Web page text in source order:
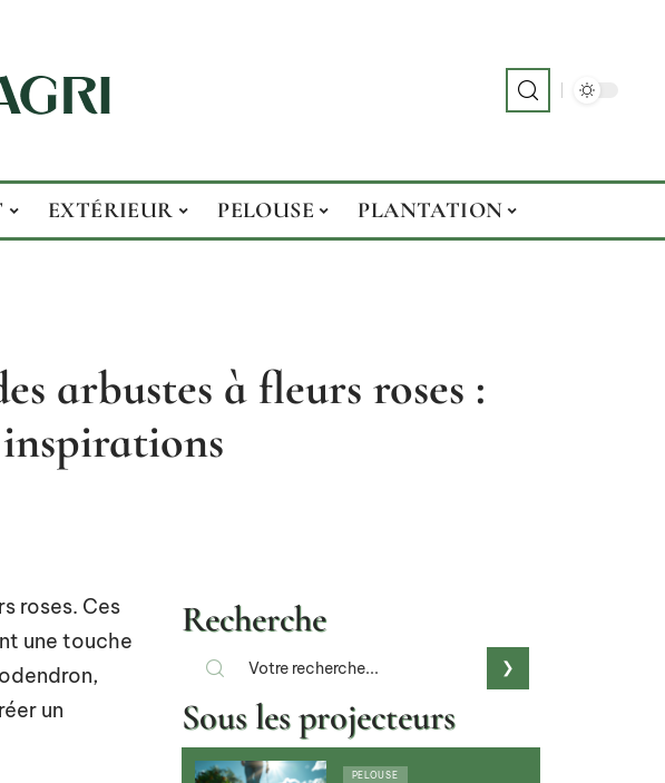
EXTÉRIEUR PELOUSE PLANTATION
arbustes à fleurs roses :
roses. Ces
une touche
un
Recherche
Sous les projecteurs
PELOUSE